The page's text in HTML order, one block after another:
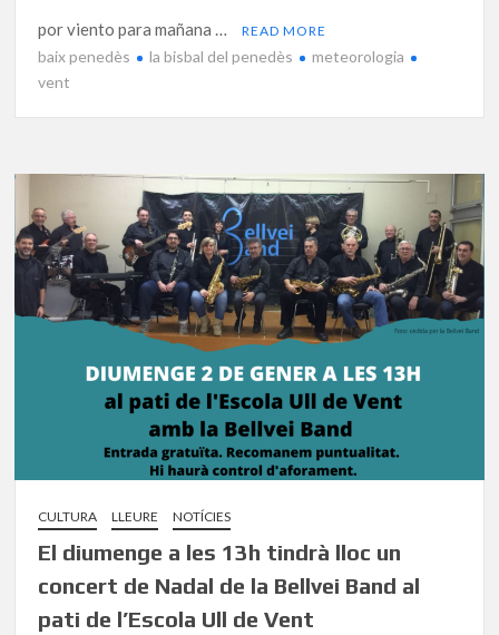
por viento para mañana …
READ MORE
baix penedès la bisbal del penedès
meteorologia
vent
CULTURA LLEURE NOTÍCIES
El diumenge a les 13h tindrà lloc un
concert de Nadal de la Bellvei Band al
pati de l’Escola Ull de Vent